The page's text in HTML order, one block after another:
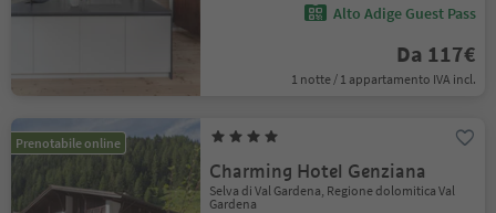
Alto Adige Guest Pass
Da 117€
1 notte / 1 appartamento IVA incl.
Prenotabile online
Charming Hotel Genziana
Selva di Val Gardena, Regione dolomitica Val
Gardena